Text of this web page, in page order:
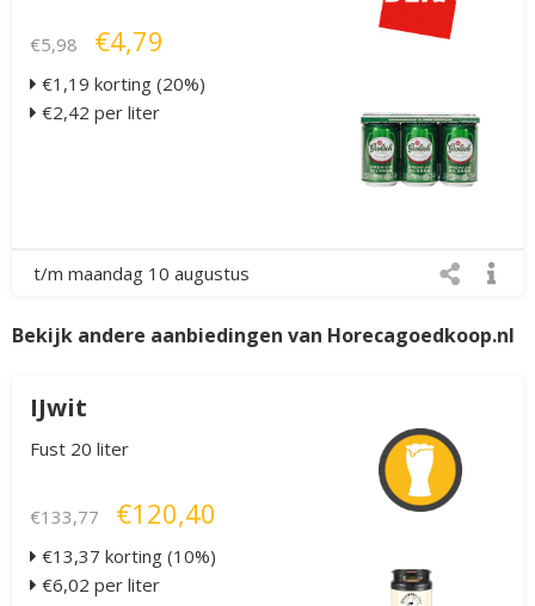
€5,98 €4,79
€1,19 korting (20%)
€2,42 per liter
t/m maandag 10 augustus
Bekijk andere aanbiedingen van Horecagoedkoop.nl
IJwit
Fust 20 liter
€133,77 €120,40
€13,37 korting (10%)
€6,02 per liter